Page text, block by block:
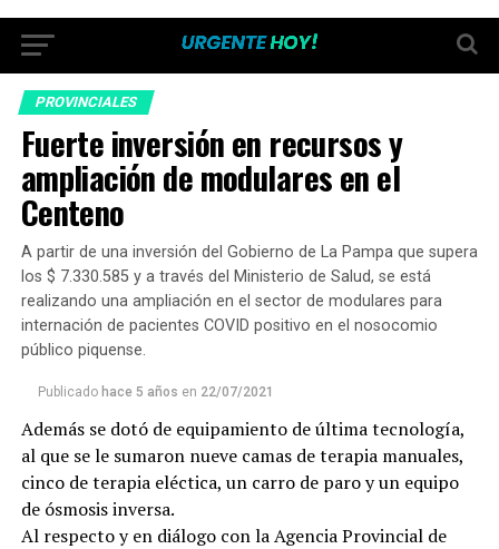
PROVINCIALES
Fuerte inversión en recursos y
ampliación de modulares en el
Centeno
A partir de una inversión del Gobierno de La Pampa que supera
los $ 7.330.585 y a través del Ministerio de Salud, se está
realizando una ampliación en el sector de modulares para
internación de pacientes COVID positivo en el nosocomio
público piquense.
Publicado hace 5 años en 22/07/2021
Además se dotó de equipamiento de última tecnología,
al que se le sumaron nueve camas de terapia manuales,
cinco de terapia eléctica, un carro de paro y un equipo
de ósmosis inversa.
Al respecto y en diálogo con la Agencia Provincial de